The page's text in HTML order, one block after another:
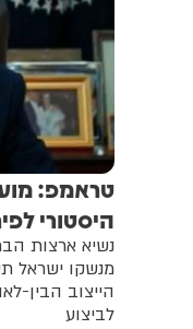
טראמפ:
היסטורי
נשיא ארצות
מנשקו ישראל
הייצוב הבין-
לביצוע